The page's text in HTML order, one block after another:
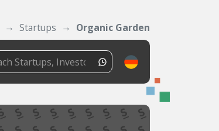
Startups Organic Garden